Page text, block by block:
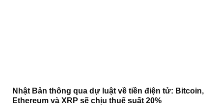
Nhật Bản thông qua dự luật về tiền điện tử: Bitcoin,
Ethereum và XRP sẽ chịu thuế suất 20%